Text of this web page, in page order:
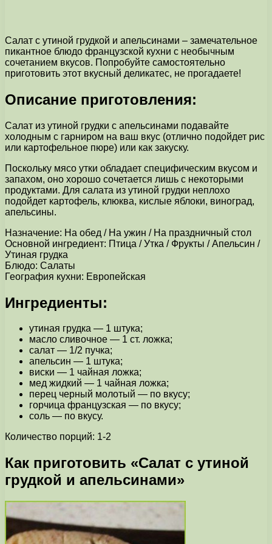
Салат с утиной грудкой и апельсинами – замечательное
пикантное блюдо французской кухни с необычным
сочетанием вкусов. Попробуйте самостоятельно
приготовить этот вкусный деликатес, не прогадаете!
Описание приготовления:
Салат из утиной грудки с апельсинами подавайте
холодным с гарниром на ваш вкус (отлично подойдет рис
или картофельное пюре) или как закуску.
Поскольку мясо утки обладает специфическим вкусом и
запахом, оно хорошо сочетается лишь с некоторыми
продуктами. Для салата из утиной грудки неплохо
подойдет картофель, клюква, кислые яблоки, виноград,
апельсины.
Назначение: На обед / На ужин / На праздничный стол
Основной ингредиент: Птица / Утка / Фрукты / Апельсин /
Утиная грудка
Блюдо: Салаты
География кухни: Европейская
Ингредиенты:
утиная грудка — 1 штука;
масло сливочное — 1 ст. ложка;
салат — 1/2 пучка;
апельсин — 1 штука;
виски — 1 чайная ложка;
мед жидкий — 1 чайная ложка;
перец черный молотый — по вкусу;
горчица французская — по вкусу;
cоль — по вкусу.
Количество порций: 1-2
Как приготовить «Салат с утиной
грудкой и апельсинами»